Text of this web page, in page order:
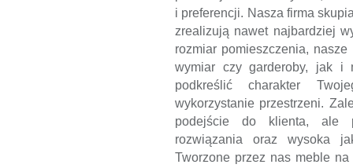
i preferencji. Nasza firma
zrealizują nawet najbardziej
rozmiar pomieszczenia,
wymiar czy garderoby, jak i
podkreślić charakter
wykorzystanie przestrzeni.
podejście do klienta, ale
rozwiązania oraz wysoka
Tworzone przez nas meble